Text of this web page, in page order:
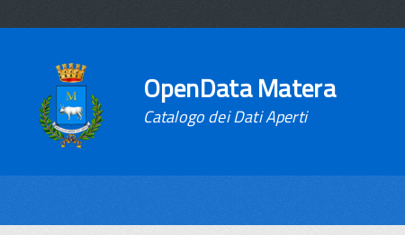
OpenData Matera
Catalogo dei Dati Aperti